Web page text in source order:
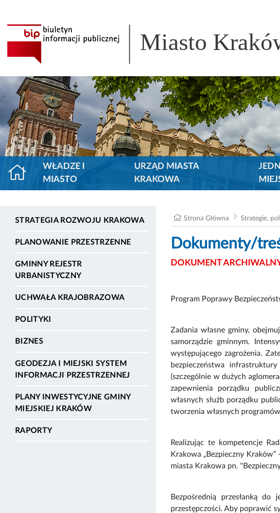
Miasto
WŁADZE I
MIASTO
URZĄD MIASTA
KRAKOWA
STRATEGIA ROZWOJU KRAKOWA
PLANOWANIE PRZESTRZENNE
GMINNY REJESTR
URBANISTYCZNY
UCHWAŁA KRAJOBRAZOWA
POLITYKI
BIZNES
GEODEZJA I MIEJSKI SYSTEM
INFORMACJI PRZESTRZENNEJ
PLANY INWESTYCYJNE GMINY
MIEJSKIEJ KRAKÓW
RAPORTY
Strona Główna Strategie,
Dokumenty/
DOKUMENT
Program Poprawy
Zadania własne gminy,
samorządzie gminnym.
występującego zagrożenia.
bezpieczeństwa
(szczególnie w dużych
zapewnienia porządku
własnych służb porządku
tworzenia własnych
Realizując te kompetencje
Krakowa „Bezpieczny
miasta Krakowa pn.
Bezpośrednią przesłanką
przestępczości. Aby poprawić